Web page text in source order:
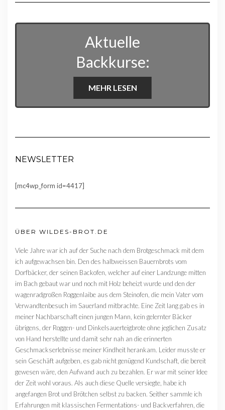
Aktuelle
Backkurse:
MEHR LESEN
NEWSLETTER
[mc4wp_form id=4417]
ÜBER WILDES-BROT.DE
Viele Jahre war ich auf der Suche nach dem Brotgeschmack mit dem
ich aufgewachsen bin. Den des halbweissen Bauernbrots vom
Dorfbäcker, der seinen Backofen, welcher auf einer Landzunge mitten
im Bach gebaut war und noch mit Holz beheizt wurde und den der
wagenradgroßen Roggenlaibe aus dem Steinofen, die mein Vater vom
Verwandtenbesuch im Sauerland mitbrachte. Eine Zeit lang gab es in
meiner Nachbarschaft einen jungen Mann, kein gelernter Bäcker
übrigens, der Roggen- und Dinkelsauerteigbrote ohne jeglichen Zusatz
von Hand herstellte und damit sehr nah an die erinnerten
Geschmackserlebnisse meiner Kindheit herankam. Leider musste er
sein Geschäft aufgeben, es gab nicht genügend Kundschaft, die bereit
gewesen wäre, den Aufwand auch zu bezahlen. Er war mit seiner Idee
der Zeit wohl voraus. Als auch diese Quelle versiegte, habe ich
angefangen Brot und Brötchen selbst zu backen. Seither sammle ich
Erfahrungen mit klassischen Fermentations- und Backverfahren, die